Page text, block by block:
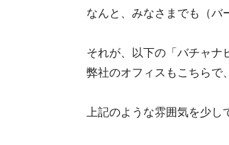
なんと、みなさまでも（バ
それが、以下の「バチャナ
弊社のオフィスもこちらで
上記のような雰囲気を少